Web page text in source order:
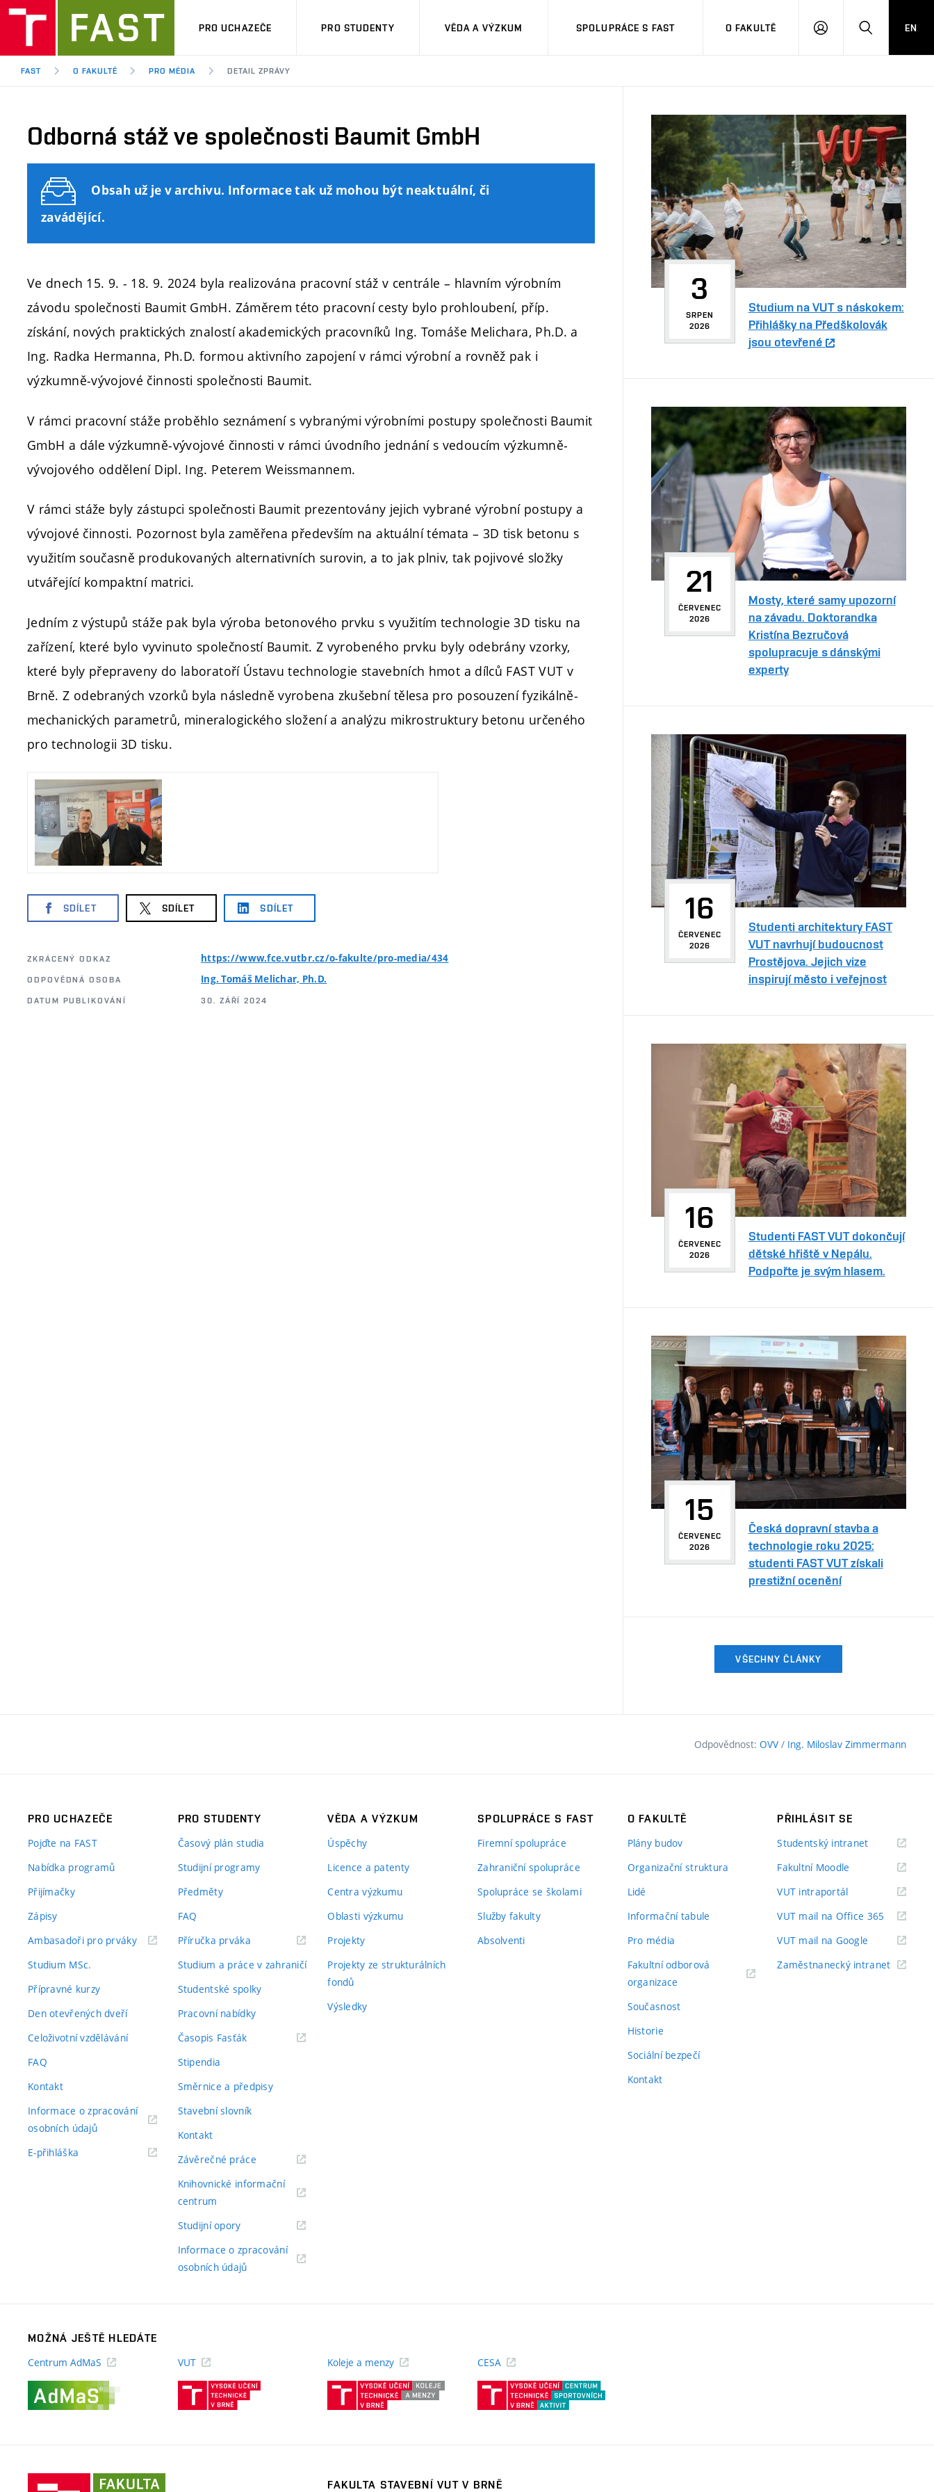
PRO UCHAZEČE PRO STUDENTY VĚDA A VÝZKUM SPOLUPRÁCE S FAST O FAKULTĚ
PŘIHLÁSITHLEDAT
EN
FAST O FAKULTĚ PRO MÉDIA DETAIL ZPRÁVY
Odborná stáž ve společnosti Baumit GmbH
Obsah už je v archivu. Informace tak už mohou být neaktuální, či
zavádějící.
Ve dnech 15. 9. - 18. 9. 2024 byla realizována pracovní stáž v centrále – hlavním výrobním
závodu společnosti Baumit GmbH. Záměrem této pracovní cesty bylo prohloubení, příp.
získání, nových praktických znalostí akademických pracovníků Ing. Tomáše Melichara, Ph.D. a
Ing. Radka Hermanna, Ph.D. formou aktivního zapojení v rámci výrobní a rovněž pak i
výzkumně-vývojové činnosti společnosti Baumit.
V rámci pracovní stáže proběhlo seznámení s vybranými výrobními postupy společnosti Baumit
GmbH a dále výzkumně-vývojové činnosti v rámci úvodního jednání s vedoucím výzkumně-
vývojového oddělení Dipl. Ing. Peterem Weissmannem.
V rámci stáže byly zástupci společnosti Baumit prezentovány jejich vybrané výrobní postupy a
vývojové činnosti. Pozornost byla zaměřena především na aktuální témata – 3D tisk betonu s
využitím současně produkovaných alternativních surovin, a to jak plniv, tak pojivové složky
utvářející kompaktní matrici.
Jedním z výstupů stáže pak byla výroba betonového prvku s využitím technologie 3D tisku na
zařízení, které bylo vyvinuto společností Baumit. Z vyrobeného prvku byly odebrány vzorky,
které byly přepraveny do laboratoří Ústavu technologie stavebních hmot a dílců FAST VUT v
Brně. Z odebraných vzorků byla následně vyrobena zkušební tělesa pro posouzení fyzikálně-
mechanických parametrů, mineralogického složení a analýzu mikrostruktury betonu určeného
pro technologii 3D tisku.
SDÍLET SDÍLET SDÍLET
ZKRÁCENÝ ODKAZ https://www.fce.vutbr.cz/o-fakulte/pro-media/434
ODPOVĚDNÁ OSOBA Ing. Tomáš Melichar, Ph.D.
DATUM PUBLIKOVÁNÍ 30. ZÁŘÍ 2024
3
SRPEN
2026
Studium na VUT s náskokem:
Přihlášky na Předškolovák
jsou otevřené
21
ČERVENEC
2026
Mosty, které samy upozorní
na závadu. Doktorandka
Kristína Bezručová
spolupracuje s dánskými
experty
16
ČERVENEC
2026
Studenti architektury FAST
VUT navrhují budoucnost
Prostějova. Jejich vize
inspirují město i veřejnost
16
ČERVENEC
2026
Studenti FAST VUT dokončují
dětské hřiště v Nepálu.
Podpořte je svým hlasem.
15
ČERVENEC
2026
Česká dopravní stavba a
technologie roku 2025:
studenti FAST VUT získali
prestižní ocenění
VŠECHNY ČLÁNKY
Odpovědnost: OVV / Ing. Miloslav Zimmermann
PRO UCHAZEČE
Pojďte na FAST
Nabídka programů
Přijímačky
Zápisy
Ambasadoři pro prváky(externí
Studium MSc.
Přípravné kurzy
Den otevřených dveří
Celoživotní vzdělávání
FAQ
Kontakt
Informace o zpracování
osobních údajů(externí
E-přihláška
PRO STUDENTY
Časový plán studia
Studijní programy
Předměty
FAQ
Příručka prváka(externí
Studium a práce v zahraničí
Studentské spolky
Pracovní nabídky
Časopis Fasťák(externí
Stipendia
Směrnice a předpisy
Stavební slovník
Kontakt
Závěrečné práce(externí
Knihovnické informační
centrum
Studijní opory(externí
Informace o zpracování
osobních údajů(externí
VĚDA A VÝZKUM
Úspěchy
Licence a patenty
Centra výzkumu
Oblasti výzkumu
Projekty
Projekty ze strukturálních
fondů
Výsledky
SPOLUPRÁCE S FAST
Firemní spolupráce
Zahraniční spolupráce
Spolupráce se školami
Služby fakulty
Absolventi
O FAKULTĚ
Plány budov
Organizační struktura
Lidé
Informační tabule
Pro média
Fakultní odborová
organizace
Současnost
Historie
Sociální bezpečí
Kontakt
PŘIHLÁSIT SE
Studentský intranet(externí
Fakultní Moodle
VUT intraportál(externí
VUT mail na Office 365 (externí
odkaz)
VUT mail na Google (externí
Zaměstnanecký intranet(externí
MOŽNÁ JEŠTĚ HLEDÁTE
Centrum AdMaS
VUT
(externí
Koleje a menzy
(externí
CESA
FAKULTA STAVEBNÍ VUT V BRNĚ